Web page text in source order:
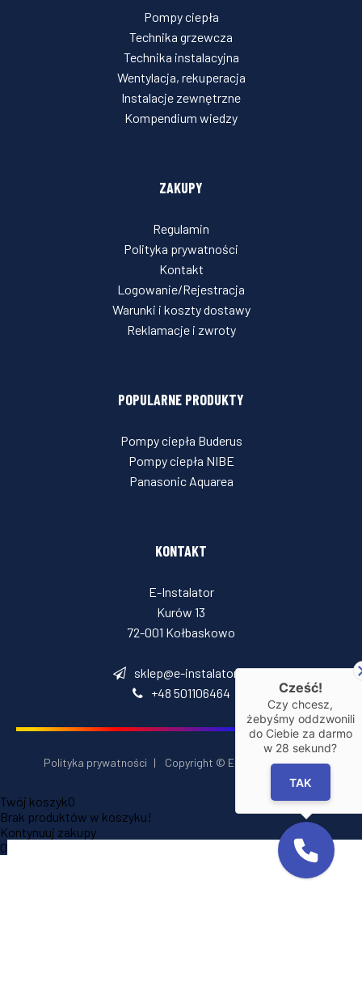
Pompy ciepła
Technika grzewcza
Technika instalacyjna
Wentylacja, rekuperacja
Instalacje zewnętrzne
Kompendium wiedzy
ZAKUPY
Regulamin
Polityka prywatności
Kontakt
Logowanie/Rejestracja
Warunki i koszty dostawy
Reklamacje i zwroty
POPULARNE PRODUKTY
Pompy ciepła Buderus
Pompy ciepła NIBE
Panasonic Aquarea
KONTAKT
E-Instalator
Kurów 13
72-001 Kołbaskowo
sklep@e-instalator.pl
+48 501106464
Polityka prywatności | Copyright © E‑Installator 2026
Twój koszyk0
Brak produktów w koszyku!
Kontynuuj zakupy
0
Cześć!
Czy chcesz,
żebyśmy oddzwonili
do Ciebie za darmo
w 28 sekund?
TAK